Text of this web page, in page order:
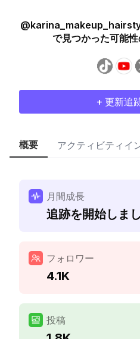
で見つかった可能
+ 更新追
概要 アクティビティイ
月間成長
追跡を開始しま
フォロワー
4.1K
投稿